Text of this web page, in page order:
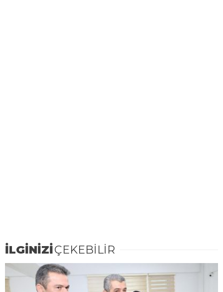
İLGİNİZİÇEKEBİLİR